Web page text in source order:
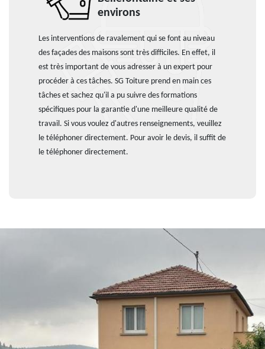
environs
Les interventions de ravalement qui se font au niveau
des façades des maisons sont très difficiles. En effet, il
est très important de vous adresser à un expert pour
procéder à ces tâches. SG Toiture prend en main ces
tâches et sachez qu'il a pu suivre des formations
spécifiques pour la garantie d'une meilleure qualité de
travail. Si vous voulez d'autres renseignements, veuillez
le téléphoner directement. Pour avoir le devis, il suffit de
le téléphoner directement.